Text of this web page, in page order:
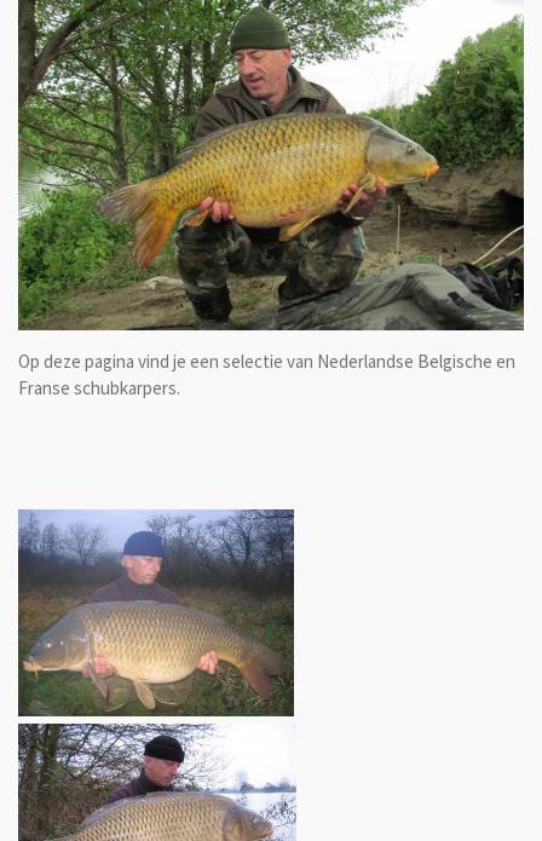
Op deze pagina vind je een selectie van Nederlandse Belgische en
Franse schubkarpers.